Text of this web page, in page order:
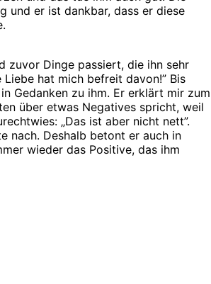
und er ist dankbar, dass er diese
zuvor Dinge passiert, die ihn sehr
Liebe hat mich befreit davon!” Bis
Gedanken zu ihm. Er erklärt mir zum
über etwas Negatives spricht, weil
„Das ist aber nicht nett”.
nach. Deshalb betont er auch in
wieder das Positive, das ihm